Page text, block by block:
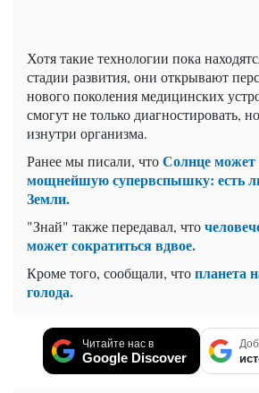
Хотя такие технологии пока
стадии развития, они открывают
нового поколения медицинских
смогут не только диагностировать,
изнутри организма.
Ранее мы писали, чтоСолнце
мощнейшую супервспышку: есть
Земли.
"Знай" также передавал, что
может сократиться вдвое.
Кроме того, сообщали, чтопланета
голода.
Читайте нас в
Google Discover